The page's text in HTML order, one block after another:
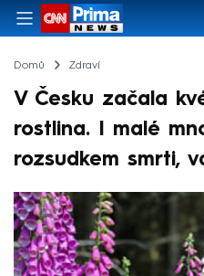
Domů Zdraví
V Česku začala
rostlina. I malé
rozsudkem smrti,